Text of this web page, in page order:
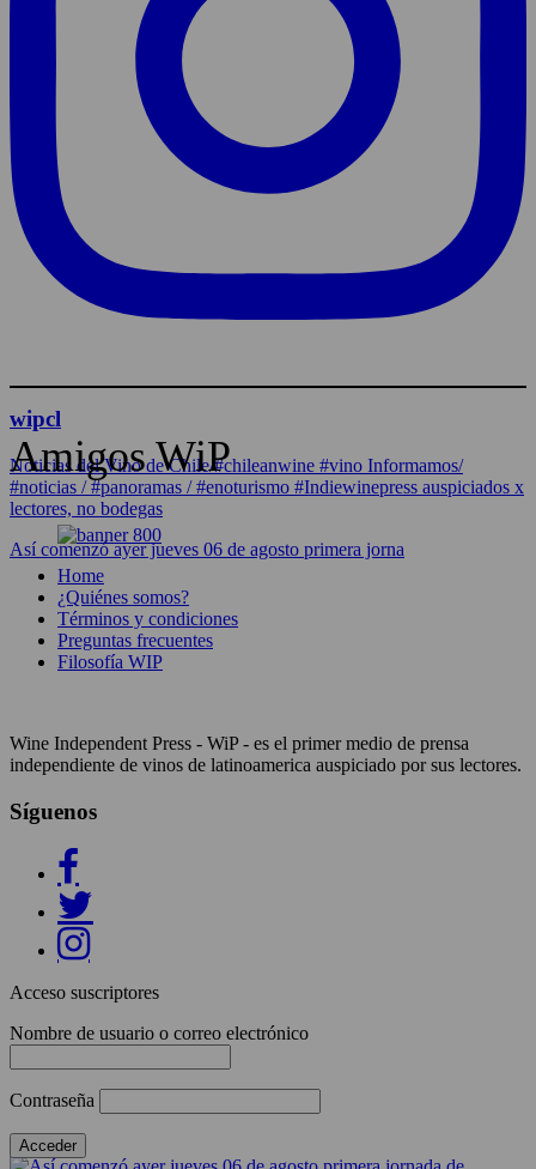
wipcl
Noticias del Vino de Chile/#chileanwine #vino Informamos/
#noticias / #panoramas / #enoturismo #Indiewinepress auspiciados x
lectores, no bodegas
Así comenzó ayer jueves 06 de agosto primera jorna
Amigos WiP
Home
¿Quiénes somos?
Términos y condiciones
Preguntas frecuentes
Filosofía WIP
Wine Independent Press - WiP - es el primer medio de prensa
independiente de vinos de latinoamerica auspiciado por sus lectores.
Síguenos
Acceso suscriptores
Nombre de usuario o correo electrónico
Contraseña